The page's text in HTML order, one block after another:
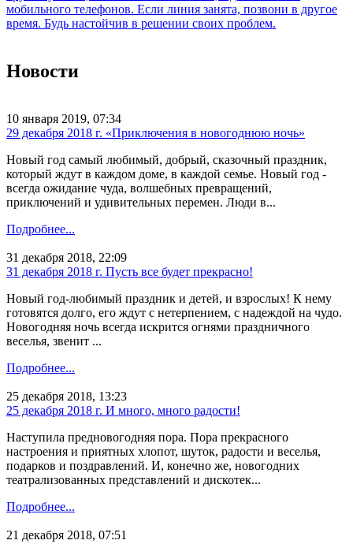
Новости
10 января 2019, 07:34
29 декабря 2018 г. «Приключения в новогоднюю ночь»
Новый год самый любимый, добрый, сказочный праздник,
который ждут в каждом доме, в каждой семье. Новый год -
всегда ожидание чуда, волшебных превращений,
приключений и удивительных перемен. Люди в...
Подробнее...
31 декабря 2018, 22:09
31 декабря 2018 г. Пусть все будет прекрасно!
Новый год-любимый праздник и детей, и взрослых! К нему
готовятся долго, его ждут с нетерпением, с надеждой на чудо.
Новогодняя ночь всегда искрится огнями праздничного
веселья, звенит ...
Подробнее...
25 декабря 2018, 13:23
25 декабря 2018 г. И много, много радости!
Наступила предновогодняя пора. Пора прекрасного
настроения и приятных хлопот, шуток, радости и веселья,
подарков и поздравлений. И, конечно же, новогодних
театрализованных представлений и дискотек...
Подробнее...
21 декабря 2018, 07:51